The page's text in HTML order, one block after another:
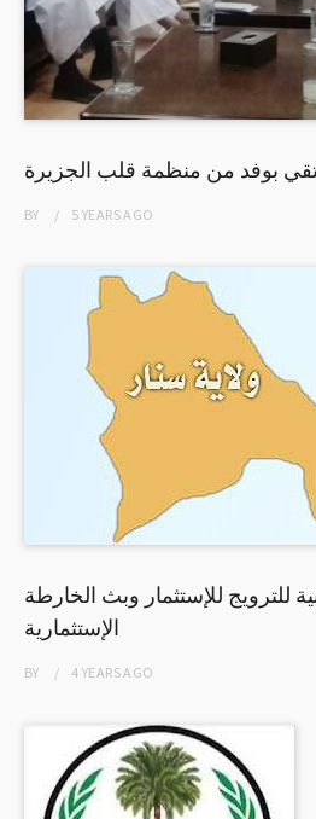
بوفد من منظمة قلب الجزيرة
BY 5 YEARSAGO
للترويج للإستثمار وبث الخارطة
الإستثمارية
BY 4 YEARSAGO